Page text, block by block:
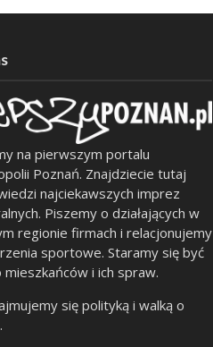
na pierwszym portalu
Poznań. Znajdziecie tutaj
najciekawszych imprez
Piszemy o działających w
regionie firmach i relacjonujemy
sportowe. Staramy się być
mieszkańców i ich spraw.
się polityką i walką o